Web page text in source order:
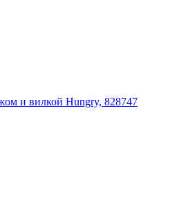
и вилкой Hungry, 828747